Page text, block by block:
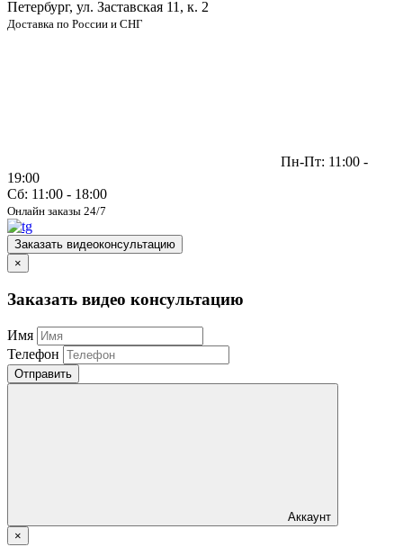
Петербург, ул. Заставская 11, к. 2
Доставка по России и СНГ
Пн-Пт: 11:00 -
19:00
Сб: 11:00 - 18:00
Онлайн заказы 24/7
Заказать видеоконсультацию
×
Заказать видео консультацию
Имя
Телефон
Отправить
Аккаунт
×